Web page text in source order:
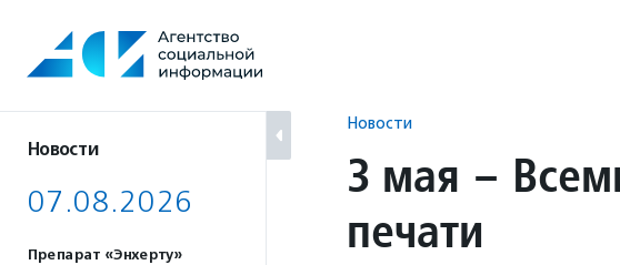
содержанию
Новости
07.08.2026
Препарат «Энхерту»
Новости
3 мая –
печати